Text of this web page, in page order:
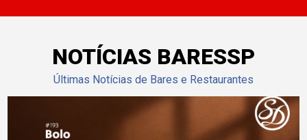
NOTÍCIAS BARESSP
Últimas Notícias de Bares e Restaurantes